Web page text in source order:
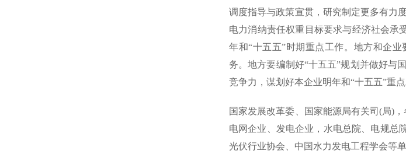
调度指导与政策宣贯，研究制定更多有力
电力消纳责任权重目标要求与经济社会承
年和“十五五”时期重点工作。地方和企
务。地方要编制好“十五五”规划并做好与
竞争力，谋划好本企业明年和“十五五”重
国家发展改革委、国家能源局有关司(局)
电网企业、发电企业，水电总院、电规总
光伏行业协会、中国水力发电工程学会等